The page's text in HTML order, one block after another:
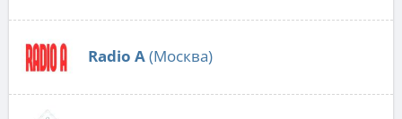
Radio А(Москва)